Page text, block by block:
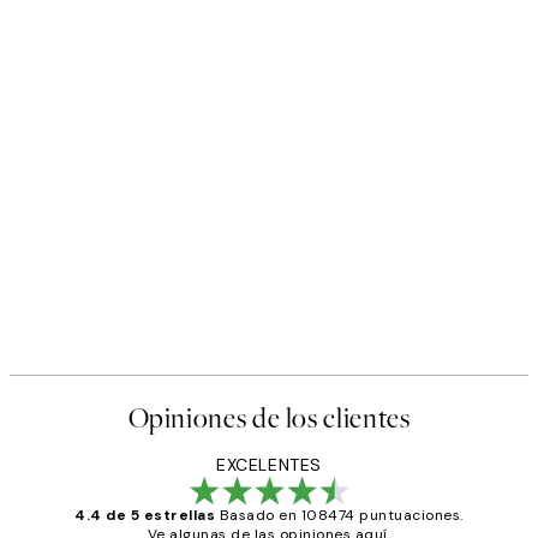
Opiniones de los clientes
EXCELENTES
4.4 de 5 estrellas Basado en 108474 puntuaciones.